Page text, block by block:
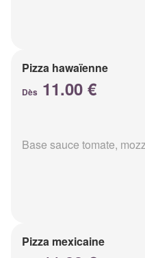
Pizza hawaïenne
Dès 11.00 €
Base sauce tomate,
Pizza mexicaine